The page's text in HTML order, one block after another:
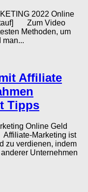
2022 Online
Zum Video
Methoden, um
man...
Affiliate
Tipps
Online Geld
Marketing ist
zu verdienen, indem
Unternehmen